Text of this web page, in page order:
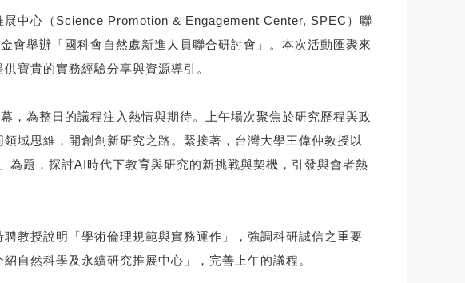
展中心（Science Promotion & Engagement Center, SPEC）聯
會舉辦「國科會自然處新進人員聯合研討會」。本次活動匯聚來
寶貴的實務經驗分享與資源導引。
，為整日的議程注入熱情與期待。上午場次聚焦於研究歷程與政
域思維，開創創新研究之路。緊接著，台灣大學王偉仲教授以
題，探討AI時代下教育與研究的新挑戰與契機，引發與會者熱
教授說明「學術倫理規範與實務運作」，強調科研誠信之重要
自然科學及永續研究推展中心」，完善上午的議程。